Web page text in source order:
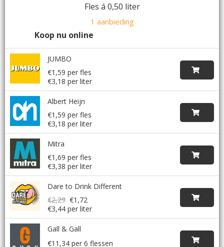
Fles á 0,50 liter
1 aanbieding
Koop nu online
JUMBO
€1,59 per fles
€3,18 per liter
Albert Heijn
€1,59 per fles
€3,18 per liter
Mitra
€1,69 per fles
€3,38 per liter
Dare to Drink Different
€2,29 €1,72
€3,44 per liter
Gall & Gall
€11,34 per 6 flessen